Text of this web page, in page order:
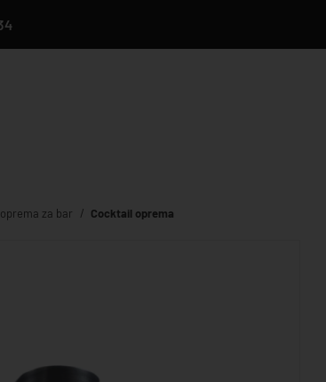
za bar Cocktail oprema